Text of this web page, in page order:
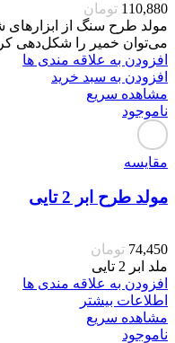
110,880 تومان
مولد طرح سنگ از ابزارهای
می‌توان خمیر را شکل‌دهی
افزودن به علاقه مندی ها
افزودن به سبد خرید
مشاهده سریع
ناموجود
مقایسه
مولد طرح ابر 2 تایی
74,450 تومان
ملد ابر 2 تایی
افزودن به علاقه مندی ها
اطلاعات بیشتر
مشاهده سریع
ناموجود